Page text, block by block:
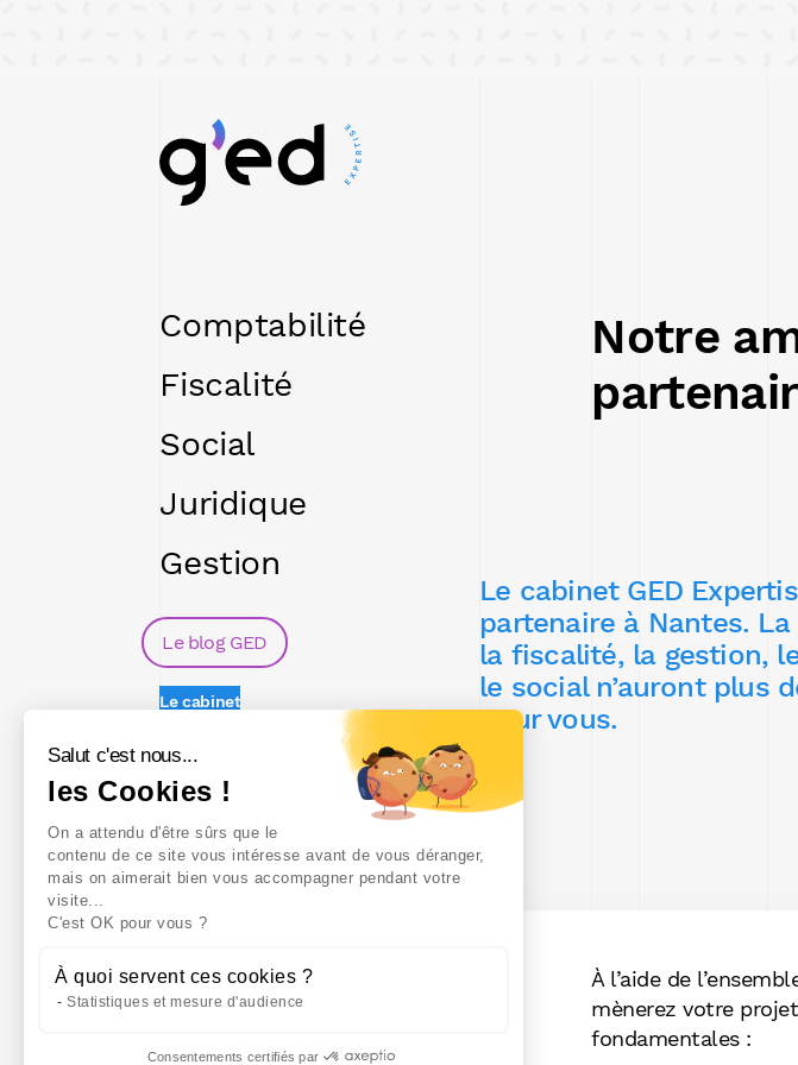
Comptabilité
Fiscalité
Social
Juridique
Gestion
Le blog GED
Le cabinet
Contact
Notre
Le cabinet GED
partenaire à Nantes.
la fiscalité, la gestion,
le social n’auront plus
pour vous.
À l’aide de
mènerez votre
fondamentales :
Salut c'est nous...
les Cookies !
On a attendu d'être sûrs que le
contenu de ce site vous intéresse avant de vous déranger,
mais on aimerait bien vous accompagner pendant votre
visite...
C'est OK pour vous ?
À quoi servent ces cookies ?
Statistiques et mesure d'audience
Consentements certifiés par